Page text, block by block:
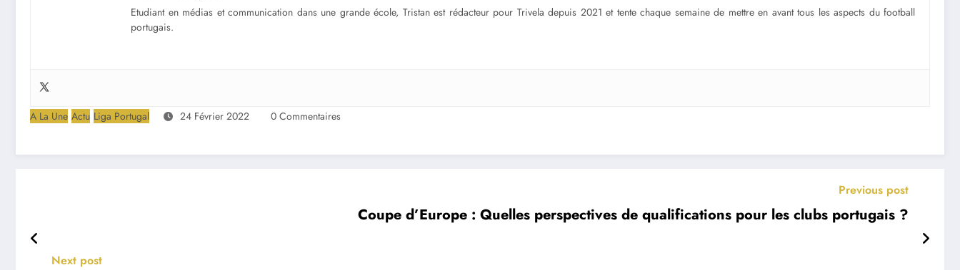
Etudiant en médias et communication dans une grande école, Tristan est rédacteur pour Trivela depuis 2021 et tente chaque semaine de mettre en avant tous les aspects du football
portugais.
A La Une Actu Liga Portugal 24 Février 2022 0 Commentaires
Previous post
Coupe d’Europe : Quelles perspectives de qualifications pour les clubs portugais ?
Next post